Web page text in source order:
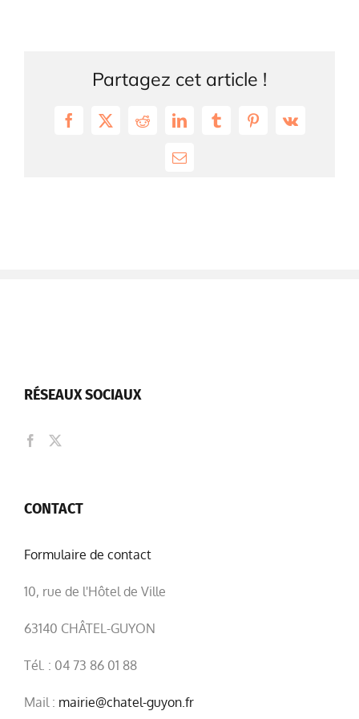
Partagez cet article !
Facebook
X RedditLinkedInTumblrPinterest
Vk
Email
RÉSEAUX SOCIAUX
CONTACT
Formulaire de contact
10, rue de l'Hôtel de Ville
63140 CHÂTEL-GUYON
Tél. : 04 73 86 01 88
Mail : mairie@chatel-guyon.fr